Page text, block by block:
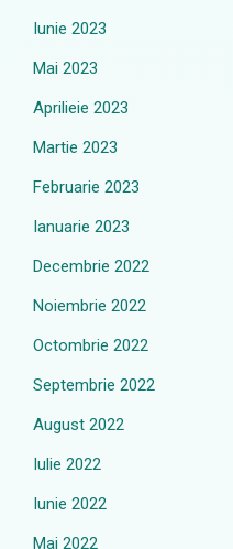
Iunie 2023
Mai 2023
Aprilieie 2023
Martie 2023
Februarie 2023
Ianuarie 2023
Decembrie 2022
Noiembrie 2022
Octombrie 2022
Septembrie 2022
August 2022
Iulie 2022
Iunie 2022
Mai 2022